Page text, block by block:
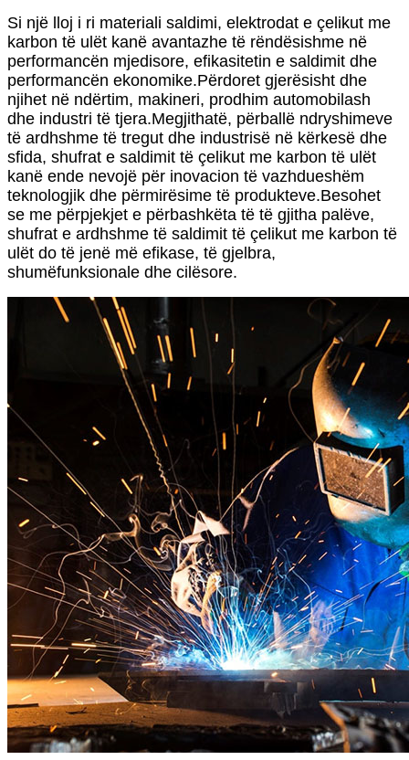
Si një lloj i ri materiali saldimi, elektrodat e çelikut me
karbon të ulët kanë avantazhe të rëndësishme në
performancën mjedisore, efikasitetin e saldimit dhe
performancën ekonomike.Përdoret gjerësisht dhe
njihet në ndërtim, makineri, prodhim automobilash
dhe industri të tjera.Megjithatë, përballë ndryshimeve
të ardhshme të tregut dhe industrisë në kërkesë dhe
sfida, shufrat e saldimit të çelikut me karbon të ulët
kanë ende nevojë për inovacion të vazhdueshëm
teknologjik dhe përmirësime të produkteve.Besohet
se me përpjekjet e përbashkëta të të gjitha palëve,
shufrat e ardhshme të saldimit të çelikut me karbon të
ulët do të jenë më efikase, të gjelbra,
shumëfunksionale dhe cilësore.